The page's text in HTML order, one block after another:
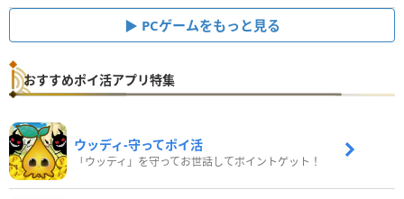
PCゲームをもっと見る
おすすめポイ活アプリ特集
ウッディ‐守ってポイ活
「ウッディ」を守ってお世話してポイントゲット！